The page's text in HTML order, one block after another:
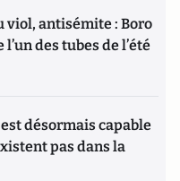
viol, antisémite : Boro
des tubes de l’été
désormais capable
pas dans la